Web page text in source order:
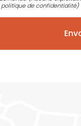
politique de confidentialité)